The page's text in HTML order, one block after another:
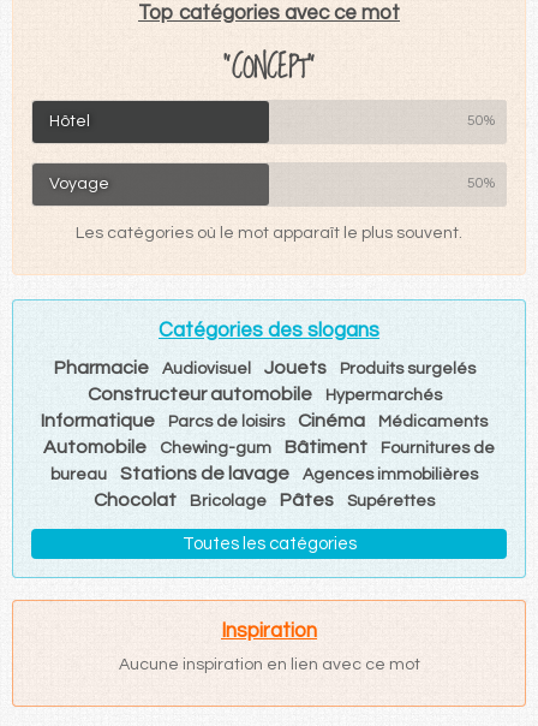
Top catégories avec ce mot
"CONCEPT"
Hôtel 50%
Voyage 50%
Les catégories où le mot apparaît le plus souvent.
Catégories des slogans
Pharmacie Audiovisuel Jouets Produits surgelés
Constructeur automobile Hypermarchés
Informatique Parcs de loisirs Cinéma Médicaments
Automobile Chewing-gum Bâtiment
Fournitures de
bureau
Stations de lavage Agences immobilières
Chocolat Bricolage Pâtes Supérettes
Toutes les catégories
Inspiration
Aucune inspiration en lien avec ce mot